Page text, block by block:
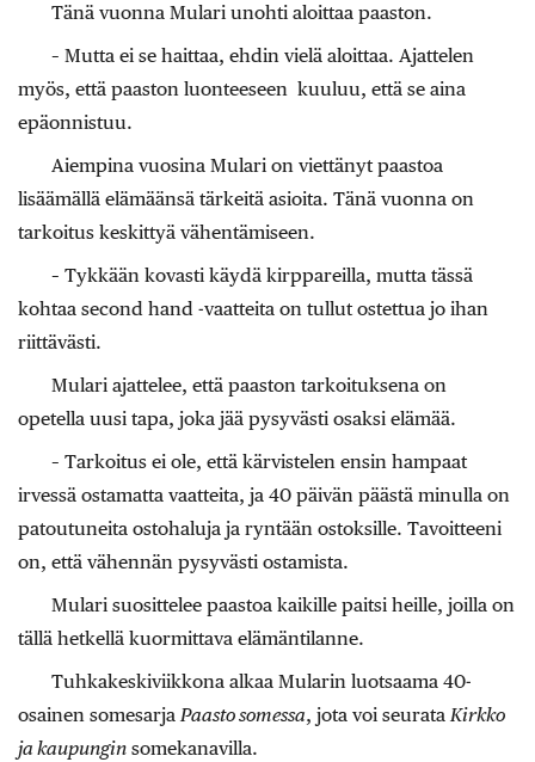
Tänä vuonna Mulari unohti aloittaa paaston.
– Mutta ei se haittaa, ehdin vielä aloittaa. Ajattelen
myös, että paaston luonteeseen kuuluu, että se aina
epäonnistuu.
Aiempina vuosina Mulari on viettänyt paastoa
lisäämällä elämäänsä tärkeitä asioita. Tänä vuonna on
tarkoitus keskittyä vähentämiseen.
– Tykkään kovasti käydä kirppareilla, mutta tässä
kohtaa second hand -vaatteita on tullut ostettua jo ihan
riittävästi.
Mulari ajattelee, että paaston tarkoituksena on
opetella uusi tapa, joka jää pysyvästi osaksi elämää.
– Tarkoitus ei ole, että kärvistelen ensin hampaat
irvessä ostamatta vaatteita, ja 40 päivän päästä minulla on
patoutuneita ostohaluja ja ryntään ostoksille. Tavoitteeni
on, että vähennän pysyvästi ostamista.
Mulari suosittelee paastoa kaikille paitsi heille, joilla on
tällä hetkellä kuormittava elämäntilanne.
Tuhkakeskiviikkona alkaa Mularin luotsaama 40-
osainen somesarja Paasto somessa, jota voi seurata Kirkko
ja kaupungin somekanavilla.